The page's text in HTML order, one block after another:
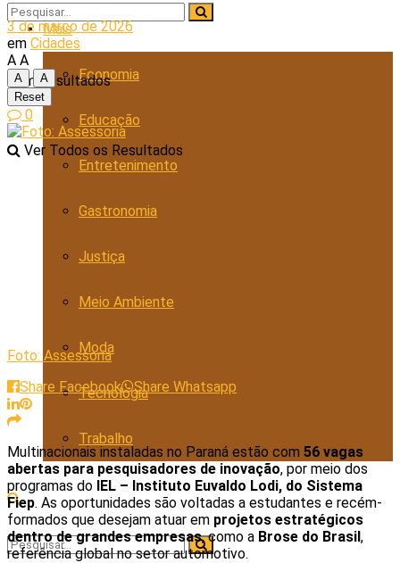
Mais
Economia
Educação
Entretenimento
Gastronomia
Justiça
Meio Ambiente
Moda
Tecnologia
Trabalho
Sem Resultados
Ver Todos os Resultados
3 de março de 2026
em Cidades
A A
A
A
Reset
0
Foto: Assessoria
Share Facebook
Share Whatsapp
Multinacionais instaladas no Paraná estão com 56 vagas
abertas para pesquisadores de inovação, por meio dos
programas do IEL – Instituto Euvaldo Lodi, do Sistema
Fiep. As oportunidades são voltadas a estudantes e recém-
formados que desejam atuar em projetos estratégicos
dentro de grandes empresas, como a Brose do Brasil,
referência global no setor automotivo.